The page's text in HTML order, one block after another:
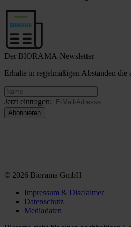
Der BIORAMA-Newsletter
Erhalte in regelmäßigen Abständen
Jetzt eintragen:
© 2026 Biorama GmbH
Impressum & Disclaimer
Datenschutz
Mediadaten